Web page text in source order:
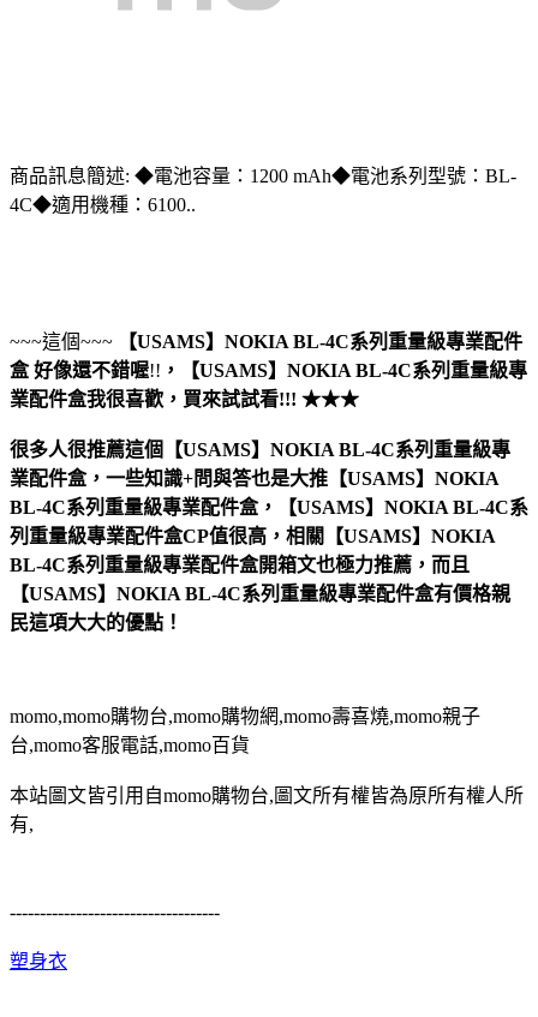
商品訊息簡述: ◆電池容量：1200 mAh◆電池系列型號：BL-
4C◆適用機種：6100..
~~~這個~~~
【USAMS】NOKIA BL-4C系列重量級專業配件
盒好像還不錯喔!! ，
【USAMS】NOKIA BL-4C系列重量級專
業配件盒我很喜歡，買來試試看!!! ★★★
很多人很推薦這個【USAMS】NOKIA BL-4C系列重量級專
業配件盒，一些知識+問與答也是大推【USAMS】NOKIA
BL-4C系列重量級專業配件盒，【USAMS】NOKIA BL-4C系
列重量級專業配件盒CP值很高，相關【USAMS】NOKIA
BL-4C系列重量級專業配件盒開箱文也極力推薦，而且
【USAMS】NOKIA BL-4C系列重量級專業配件盒有價格親
民這項大大的優點！
momo,momo購物台,momo購物網,momo壽喜燒,momo親子
台,momo客服電話,momo百貨
本站圖文皆引用自momo購物台,圖文所有權皆為原所有權人所
有,
-----------------------------------
塑身衣